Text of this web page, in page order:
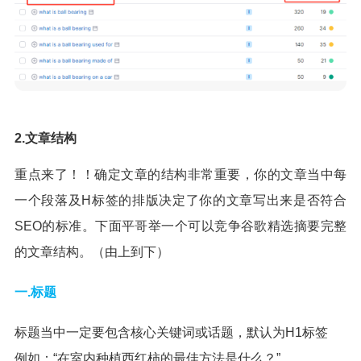
2.文章结构
重点来了！！确定文章的结构非常重要，你的文章当中每
一个段落及H标签的排版决定了你的文章写出来是否符合
SEO的标准。下面平哥举一个可以竞争谷歌精选摘要完整
的文章结构。（由上到下）
一.标题
标题当中一定要包含核心关键词或话题，默认为H1标签